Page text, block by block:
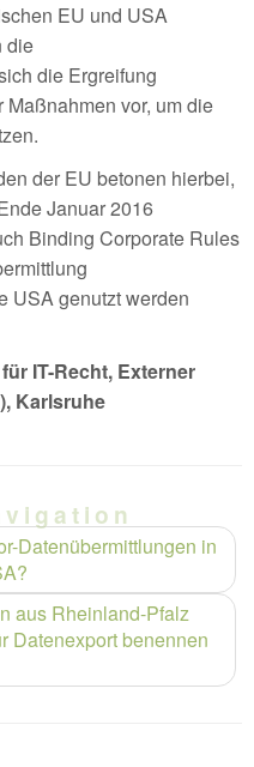
EU und USA
die
die Ergreifung
vor, um die
der EU betonen hierbei,
Januar 2016
Binding Corporate Rules
USA genutzt werden
IT-Recht, Externer
Karlsruhe
Datenübermittlungen in
aus Rheinland-Pfalz
Datenexport benennen